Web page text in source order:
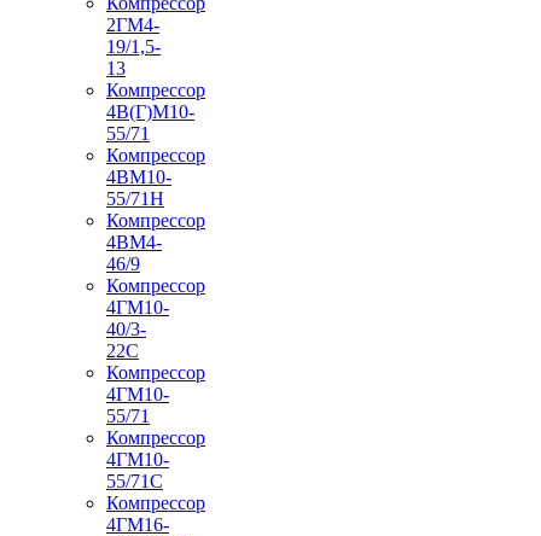
2ГМ4-
19/1,5-
13
Компрессор
4В(Г)М10-
55/71
Компрессор
4ВМ10-
55/71Н
Компрессор
4ВМ4-
46/9
Компрессор
4ГМ10-
40/3-
22С
Компрессор
4ГМ10-
55/71
Компрессор
4ГМ10-
55/71С
Компрессор
4ГМ16-